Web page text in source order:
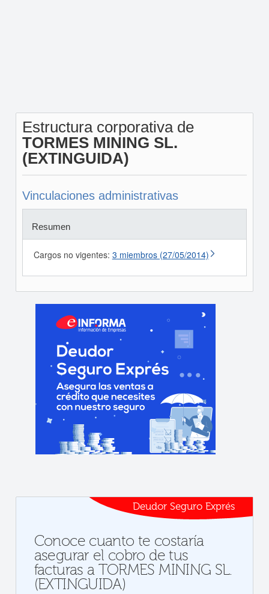
Estructura corporativa de
TORMES MINING SL.
(EXTINGUIDA)
Vinculaciones administrativas
Resumen
Cargos no vigentes: 3 miembros (27/05/2014)
Deudor Seguro Exprés
Conoce cuanto te costaría
asegurar el cobro de tus
facturas a TORMES MINING SL.
(EXTINGUIDA)